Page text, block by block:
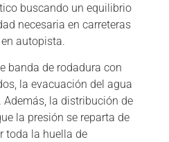
buscando un equilibrio
necesaria en carreteras
autopista.
banda de rodadura con
la evacuación del agua
la distribución de
la presión se reparta de
toda la huella de